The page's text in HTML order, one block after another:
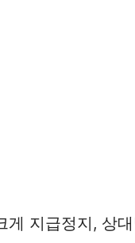
지급정지, 상